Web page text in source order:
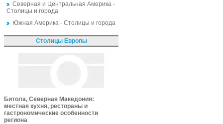
Северная и Центральная Америка -
Столицы и города
Южная Америка - Столицы и города
Столицы Европы
Битола, Северная Македония:
местная кухня, рестораны и
гастрономические особенности
региона